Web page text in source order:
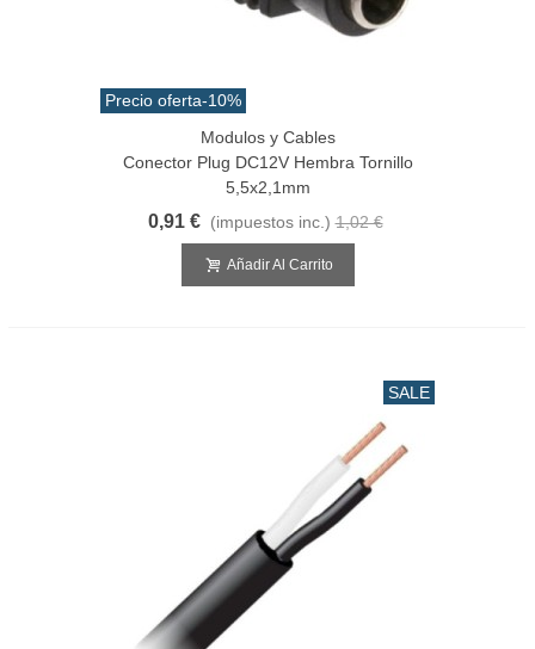
Precio oferta-10%
Modulos y Cables
Conector Plug DC12V Hembra Tornillo
5,5x2,1mm
0,91 € (impuestos inc.) 1,02 €
Añadir Al Carrito
SALE